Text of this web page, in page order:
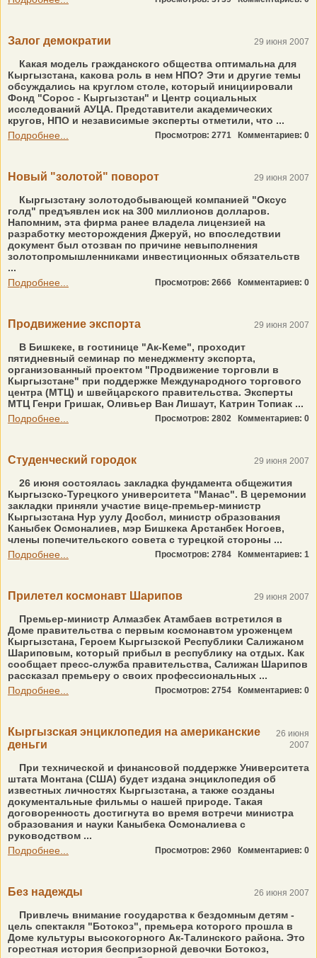
Залог демократии 29 июня 2007
Какая модель гражданского общества оптимальна для
Кыргызстана, какова роль в нем НПО? Эти и другие темы
обсуждались на круглом столе, который инициировали
Фонд "Сорос - Кыргызстан" и Центр социальных
исследований АУЦА. Представители академических
кругов, НПО и независимые эксперты отметили, что ...
Подробнее...
Просмотров: 2771 Комментариев: 0
Новый "золотой" поворот 29 июня 2007
Кыргызстану золотодобывающей компанией "Оксус
голд" предъявлен иск на 300 миллионов долларов.
Напомним, эта фирма ранее владела лицензией на
разработку месторождения Джеруй, но впоследствии
документ был отозван по причине невыполнения
золотопромышленниками инвестиционных обязательств
...
Подробнее...
Просмотров: 2666 Комментариев: 0
Продвижение экспорта 29 июня 2007
В Бишкеке, в гостинице "Ак-Кеме", проходит
пятидневный семинар по менеджменту экспорта,
организованный проектом "Продвижение торговли в
Кыргызстане" при поддержке Международного торгового
центра (МТЦ) и швейцарского правительства. Эксперты
МТЦ Генри Гришак, Оливьер Ван Лишаут, Катрин Топиак ...
Подробнее...
Просмотров: 2802 Комментариев: 0
Студенческий городок 29 июня 2007
26 июня состоялась закладка фундамента общежития
Кыргызско-Турецкого университета "Манас". В церемонии
закладки приняли участие вице-премьер-министр
Кыргызстана Нур уулу Досбол, министр образования
Каныбек Осмоналиев, мэр Бишкека Арстанбек Ногоев,
члены попечительского совета с турецкой стороны ...
Подробнее...
Просмотров: 2784 Комментариев: 1
Прилетел космонавт Шарипов 29 июня 2007
Премьер-министр Алмазбек Атамбаев встретился в
Доме правительства с первым космонавтом уроженцем
Кыргызстана, Героем Кыргызской Республики Салижаном
Шариповым, который прибыл в республику на отдых. Как
сообщает пресс-служба правительства, Салижан Шарипов
рассказал премьеру о своих профессиональных ...
Подробнее...
Просмотров: 2754 Комментариев: 0
Кыргызская энциклопедия на американские
деньги
26 июня
2007
При технической и финансовой поддержке Университета
штата Монтана (США) будет издана энциклопедия об
известных личностях Кыргызстана, а также созданы
документальные фильмы о нашей природе. Такая
договоренность достигнута во время встречи министра
образования и науки Каныбека Осмоналиева с
руководством ...
Подробнее...
Просмотров: 2960 Комментариев: 0
Без надежды 26 июня 2007
Привлечь внимание государства к бездомным детям -
цель спектакля "Ботокоз", премьера которого прошла в
Доме культуры высокогорного Ак-Талинского района. Это
горестная история беспризорной девочки Ботокоз,